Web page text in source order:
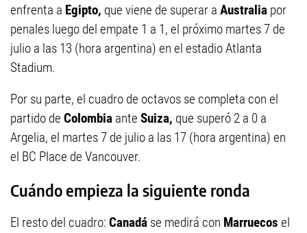
enfrenta a Egipto, que viene de superar a Australia por
penales luego del empate 1 a 1, el próximo martes 7 de
julio a las 13 (hora argentina) en el estadio Atlanta
Stadium.
Por su parte, el cuadro de octavos se completa con el
partido de Colombia ante Suiza, que superó 2 a 0 a
Argelia, el martes 7 de julio a las 17 (hora argentina) en
el BC Place de Vancouver.
Cuándo empieza la siguiente ronda
El resto del cuadro: Canadá se medirá con Marruecos el